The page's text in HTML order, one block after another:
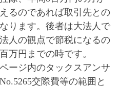
るのであれば取引先との
ります。後者は大法人で
人の観点で節税になるの
万円までの時です。
ージ内のタックスアンサ
交際費等の範囲と